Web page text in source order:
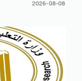
2026-08-08